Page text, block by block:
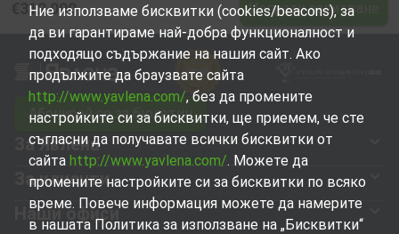
€312 000 Изпрати запитване
Ние използваме бисквитки (cookies/beacons), за
да ви гарантираме най-добра функционалност и
подходящо съдържание на нашия сайт. Ако
продължите да браузвате сайта
http://www.yavlena.com/, без да промените
настройките си за бисквитки, ще приемем, че сте
съгласни да получавате всички бисквитки от
сайта http://www.yavlena.com/. Можете да
промените настройките си за бисквитки по всяко
време. Повече информация можете да намерите
в нашата Политика за използване на „Бисквитки“
Абонирай се за бюлетин
За Явлена
За клиенти
Наши офиси